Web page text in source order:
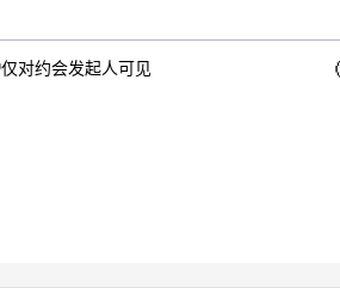
仅对约会发起人可见